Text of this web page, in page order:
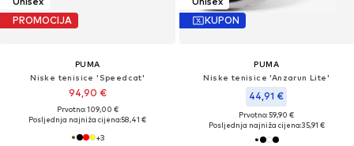
PROMOCIJA
PUMA
Niske tenisice 'Speedcat'
94,90 €
Prvotno: 109,00 €
Posljednja najniža cijena:58,41 €
+3
KUPON
PUMA
Niske tenisice 'Anzarun Lite'
44,91 €
Prvotno: 59,90 €
Posljednja najniža cijena:35,91 €